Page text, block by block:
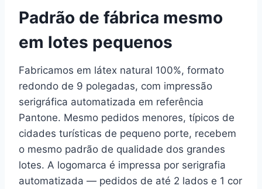
Padrão de fábrica mesmo
em lotes pequenos
Fabricamos em látex natural 100%, formato
redondo de 9 polegadas, com impressão
serigráfica automatizada em referência
Pantone. Mesmo pedidos menores, típicos de
cidades turísticas de pequeno porte, recebem
o mesmo padrão de qualidade dos grandes
lotes. A logomarca é impressa por serigrafia
automatizada — pedidos de até 2 lados e 1 cor